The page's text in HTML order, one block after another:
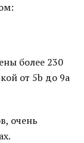
более 230
от 5b до 9a
очень